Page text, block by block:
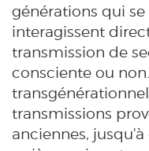
générations qui
interagissent
transmission de
consciente ou
transmissions
anciennes,